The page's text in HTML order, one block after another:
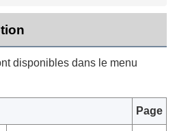
disponibles dans le menu
Page